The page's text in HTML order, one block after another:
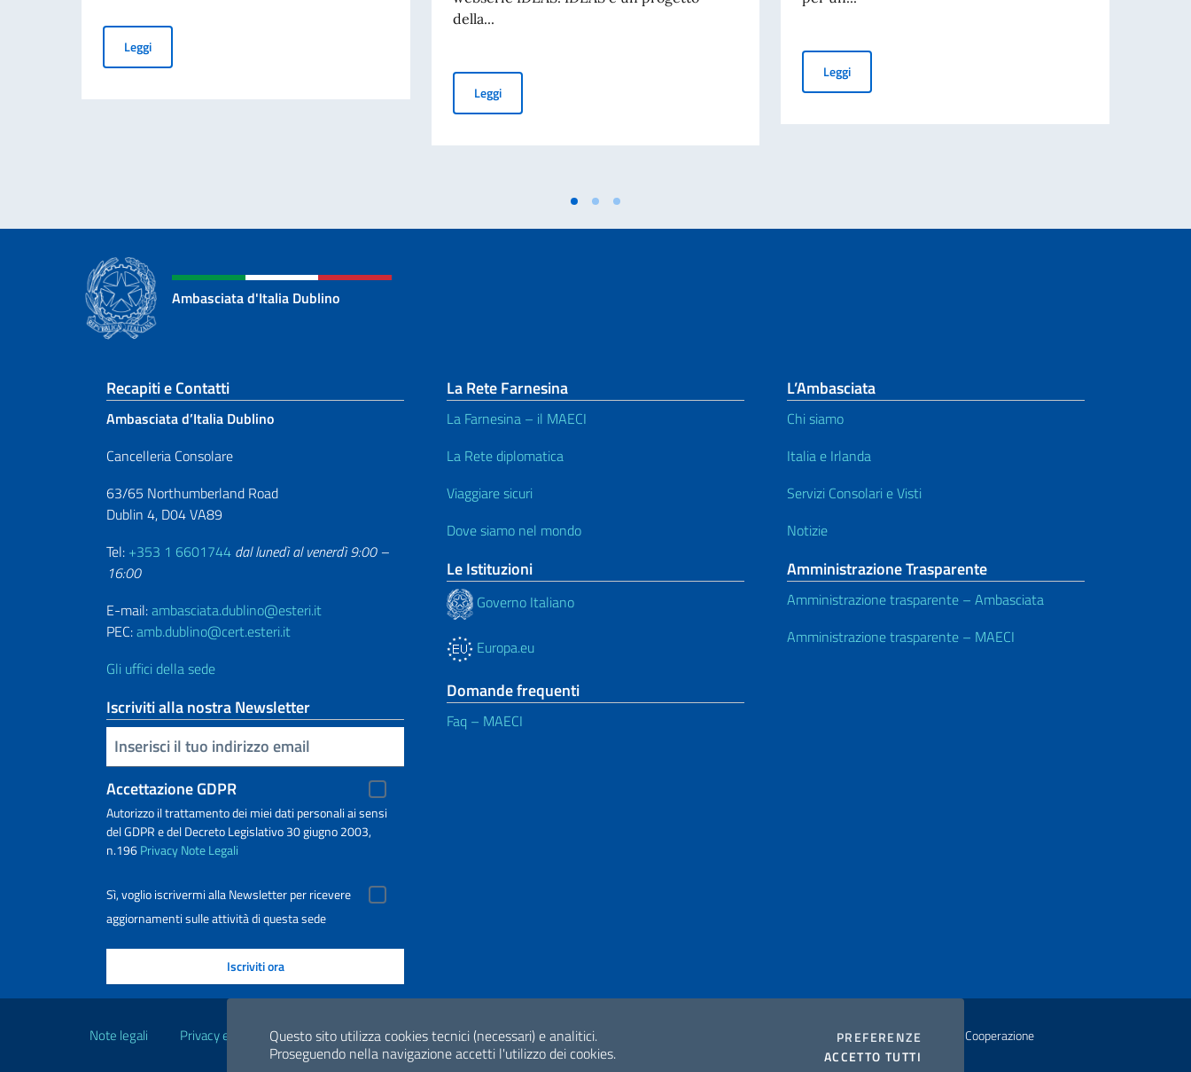
Questo sito utilizza cookies tecnici (necessari) e analitici.
Proseguendo nella navigazione accetti l'utilizzo dei cookies.
PREFERENZE COOKIES
ACCETTO TUTTI
LeggiEvento "Bike Week Italy" - 14 Maggio 2023
della...
LeggiIDEAS. Cinque storie per raccontare l'Italia di oggi. Lancio della seconda stagione
LeggiAvviso di assunzione di un impiegato a contratto presso
Ambasciata d'Italia Dublino
Sezione footer
Recapiti e Contatti
Ambasciata d’Italia Dublino
Cancelleria Consolare
63/65 Northumberland Road
Dublin 4, D04 VA89
Tel: +353 1 6601744 dal lunedì al venerdì 9:00 –
16:00
E-mail:ambasciata.dublino@esteri.it
PEC:amb.dublino@cert.esteri.it
Gli uffici della sede
Iscriviti alla nostra Newsletter
Inserisci la tua email
Accettazione GDPR
Autorizzo il trattamento dei miei dati personali ai sensi
del GDPR e del Decreto Legislativo 30 giugno 2003,
n.196PrivacyNote Legali
Sì, voglio iscrivermi alla Newsletter per ricevere
aggiornamenti sulle attività di questa sede
La Rete Farnesina
La Farnesina – il MAECI
La Rete diplomatica
Viaggiare sicuri
Dove siamo nel mondo
Le Istituzioni
Governo Italiano
Europa.eu
Domande frequenti
Faq – MAECI
L’Ambasciata
Chi siamo
Italia e Irlanda
Servizi Consolari e Visti
Notizie
Amministrazione Trasparente
Amministrazione trasparente – Ambasciata
Amministrazione trasparente – MAECI
Note legali Privacy e cookie policy Dichiarazione di accessibilità
2026 Copyright Ministero degli Affari Esteri e della Cooperazione